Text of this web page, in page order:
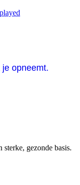
opneemt.
sterke, gezonde basis.